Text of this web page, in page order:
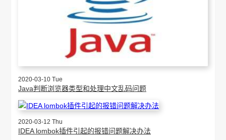
2020-03-10 Tue
Java判断浏览器类型和处理中文乱码问题
2020-03-12 Thu
IDEA lombok插件引起的报错问题解决办法